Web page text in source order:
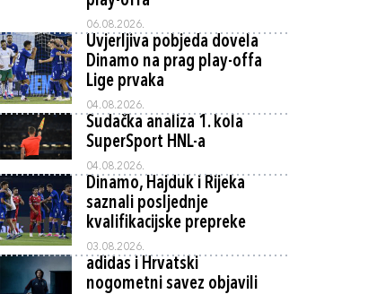
06.08.2026.
Uvjerljiva pobjeda dovela
Dinamo na prag play-offa
Lige prvaka
04.08.2026.
Sudačka analiza 1. kola
SuperSport HNL-a
04.08.2026.
Dinamo, Hajduk i Rijeka
saznali posljednje
kvalifikacijske prepreke
03.08.2026.
adidas i Hrvatski
nogometni savez objavili